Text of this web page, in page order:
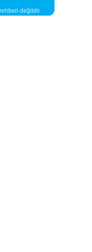
değildir.